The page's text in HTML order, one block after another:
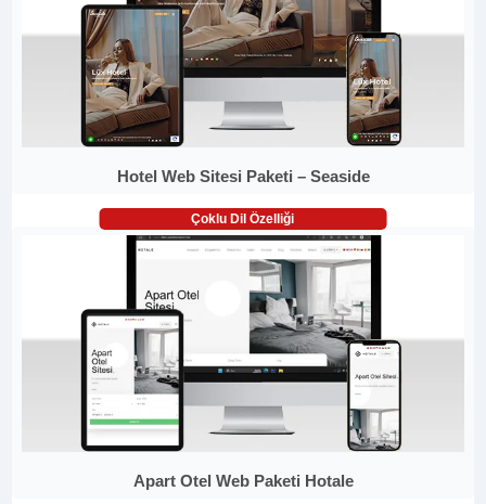
Hotel Web Sitesi Paketi – Seaside
Çoklu Dil Özelliği
Apart Otel Web Paketi Hotale